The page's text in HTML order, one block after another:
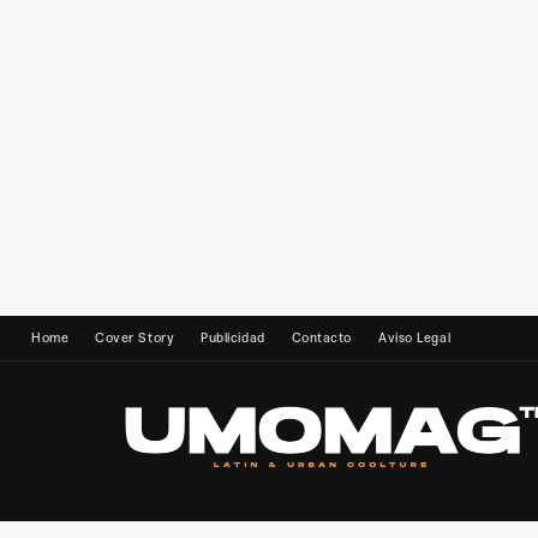
Home Cover Story Publicidad Contacto Aviso Legal